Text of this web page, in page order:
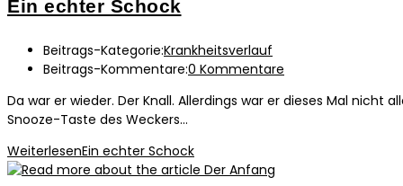
Ein echter Schock
Beitrags-Kategorie:Krankheitsverlauf
Beitrags-Kommentare:0 Kommentare
Da war er wieder. Der Knall. Allerdings war er dieses Mal
Snooze-Taste des Weckers…
WeiterlesenEin echter Schock